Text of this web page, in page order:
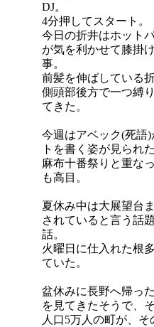
DJ。
4分押してスタート。
今日の折井はホット
が気を利かせて膝掛
事。
前髪を伸ばしている
側頭部後方で一つ縛
てきた。
今週はアベック(死語
トを書く姿が見られた
麻布十番祭りと重な
も高目。
夏休み中は大展望台
されていると言う話
話。
火曜日に仕入れた根
ていた。
盆休みに長野へ帰っ
を見てきたそうで、
人口5万人の町が、